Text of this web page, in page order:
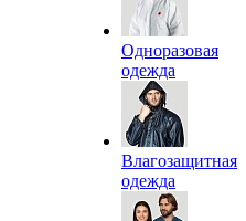
Одноразовая
одежда
Влагозащитная
одежда